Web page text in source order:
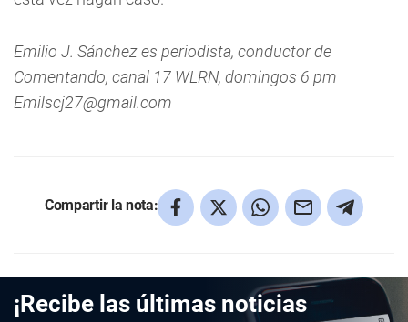
Emilio J. Sánchez es periodista, conductor de
Comentando, canal 17 WLRN, domingos 6 pm
Emilscj27@gmail.com
Compartir la nota:
¡Recibe las últimas noticias